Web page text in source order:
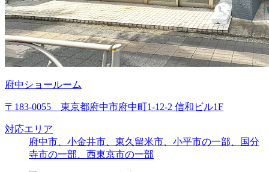
府中ショールーム
〒183-0055 東京都府中市府中町1-12-2 信和ビル1F
対応エリア
府中市、小金井市、東久留米市、 小平市の一部
国分
寺市の一部
西東京市の一部